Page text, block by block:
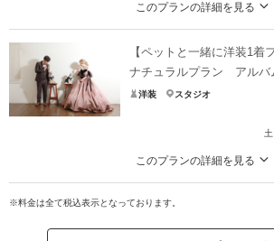
このプランの詳細を見る
ペットも家族の一員！可愛いペットと一緒に撮影出来
お二人の思い出の物や一緒にお写真に残したいもの
さい！
お衣装お持込みもOK！全データ当日お渡しOK！
体調不良などによるお日にち変更可能！
【ペットと一緒に洋装1着
ナチュラルプラン アルバ
洋装 スタジオ
このプランの詳細を見る
ペットも家族の一員！可愛いペットと一緒に撮影出来
※当店のお衣装レンタルの場合、ペットを抱っこする
※料金は全て税込表示となっております。